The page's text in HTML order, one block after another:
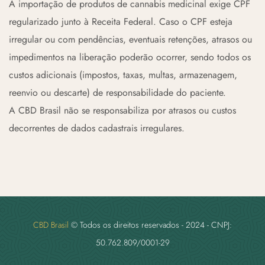
A importação de produtos de cannabis medicinal exige CPF
regularizado junto à Receita Federal. Caso o CPF esteja
irregular ou com pendências, eventuais retenções, atrasos ou
impedimentos na liberação poderão ocorrer, sendo todos os
custos adicionais (impostos, taxas, multas, armazenagem,
reenvio ou descarte) de responsabilidade do paciente.
A CBD Brasil não se responsabiliza por atrasos ou custos
decorrentes de dados cadastrais irregulares.
CBD Brasil © Todos os direitos reservados - 2024 - CNPJ:
50.762.809/0001-29